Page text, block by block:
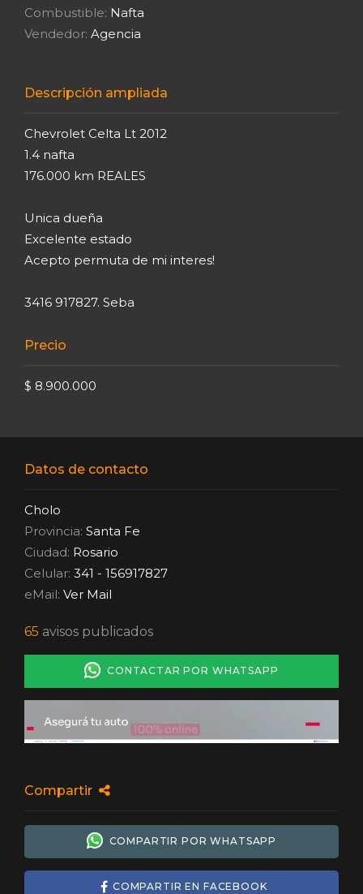
Combustible: Nafta
Vendedor: Agencia
Descripción ampliada
Chevrolet Celta Lt 2012
1.4 nafta
176.000 km REALES
Unica dueña
Excelente estado
Acepto permuta de mi interes!
3416 917827. Seba
Precio
$ 8.900.000
Datos de contacto
Cholo
Provincia: Santa Fe
Ciudad: Rosario
Celular: 341 - 156917827
eMail: Ver Mail
65 avisos publicados
CONTACTAR POR WHATSAPP
Compartir
COMPARTIR POR WHATSAPP
COMPARTIR EN FACEBOOK